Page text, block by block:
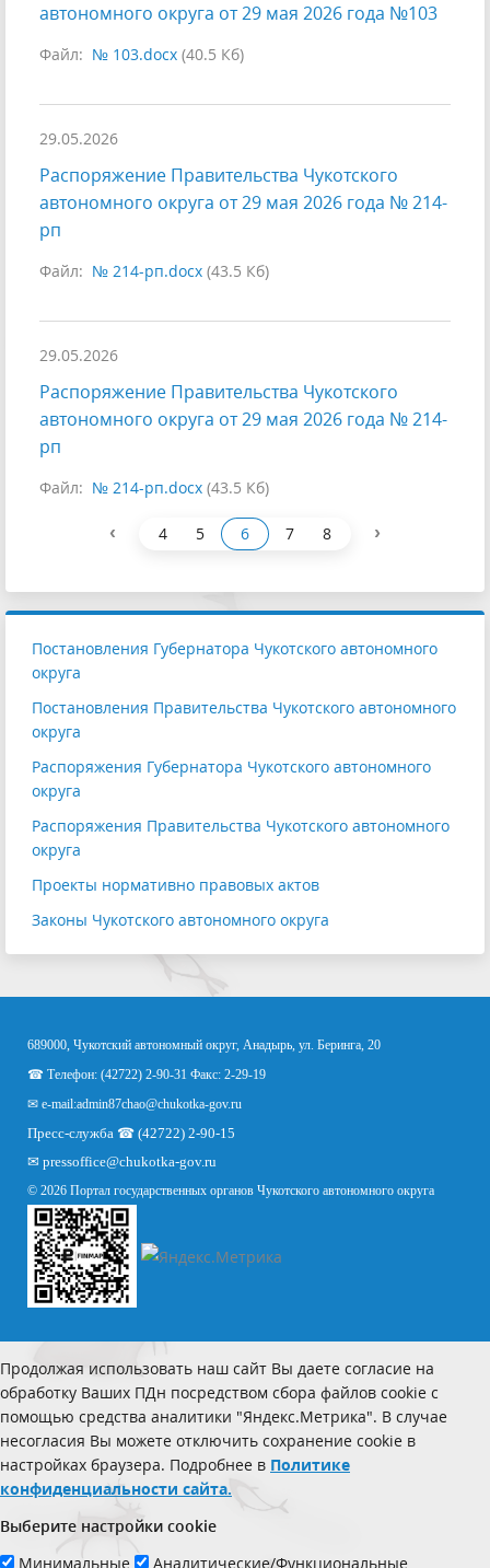
автономного округа от 29 мая 2026 года №103
Файл: № 103.docx (40.5 Кб)
29.05.2026
Распоряжение Правительства Чукотского
автономного округа от 29 мая 2026 года № 214-
рп
Файл: № 214-рп.docx (43.5 Кб)
29.05.2026
Распоряжение Правительства Чукотского
автономного округа от 29 мая 2026 года № 214-
рп
Файл: № 214-рп.docx (43.5 Кб)
‹ 4 5 6 7 8 ›
Постановления Губернатора Чукотского автономного
округа
Постановления Правительства Чукотского автономного
округа
Распоряжения Губернатора Чукотского автономного
округа
Распоряжения Правительства Чукотского автономного
округа
Проекты нормативно правовых актов
Законы Чукотского автономного округа
689000, Чукотский автономный округ, Анадырь, ул. Беринга, 20
☎ Телефон: (42722) 2-90-31 Факс: 2-29-19
✉ e-mail:admin87chao@chukotka-gov.ru
Пресс-служба ☎ (42722) 2-90-15
✉ pressoffice@chukotka-gov.ru
© 2026 Портал государственных органов Чукотского автономного округа
Продолжая использовать наш сайт Вы даете согласие на
обработку Ваших ПДн посредством сбора файлов cookie с
помощью средства аналитики "Яндекс.Метрика". В случае
несогласия Вы можете отключить сохранение cookie в
настройках браузера. Подробнее в Политике
конфиденциальности сайта.
Выберите настройки cookie
Минимальные
Аналитические/Функциональные